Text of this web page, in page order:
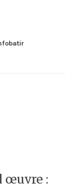
œuvre :